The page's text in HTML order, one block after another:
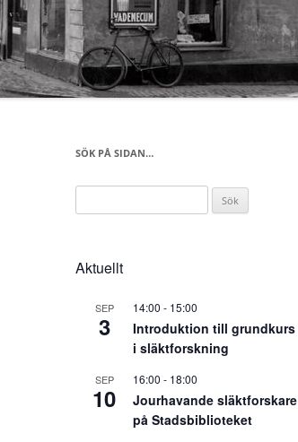
SÖK PÅ SIDAN…
efter:
Aktuellt
SEP
3
14:00 - 15:00
Introduktion till grundkurs
i släktforskning
SEP
10
16:00 - 18:00
Jourhavande släktforskare
på Stadsbiblioteket